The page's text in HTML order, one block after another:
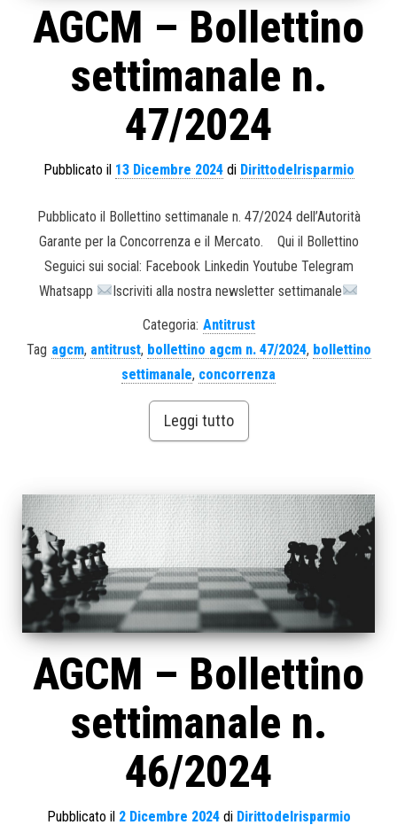
AGCM – Bollettino
settimanale n.
47/2024
Pubblicato il 13 Dicembre 2024di Dirittodelrisparmio
Pubblicato il Bollettino settimanale n. 47/2024 dell’Autorità
Garante per la Concorrenza e il Mercato. Qui il Bollettino
Seguici sui social: Facebook Linkedin Youtube Telegram
Whatsapp
Iscriviti alla nostra newsletter settimanale
Categoria: Antitrust
Tag agcm, antitrust, bollettino agcm n. 47/2024, bollettino
settimanale, concorrenza
Leggi tutto
AGCM – Bollettino
settimanale n.
46/2024
Pubblicato il 2 Dicembre 2024di Dirittodelrisparmio